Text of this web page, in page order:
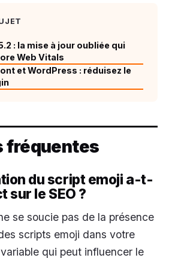
: la mise à jour oubliée qui
Web Vitals
et WordPress : réduisez le
fréquentes
du script emoji a-t-
sur le SEO ?
se soucie pas de la présence
scripts emoji dans votre
qui peut influencer le